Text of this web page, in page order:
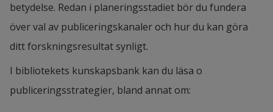
betydelse. Redan i planeringsstadiet bör du fundera
över val av publiceringskanaler och hur du kan göra
ditt forskningsresultat synligt.
I bibliotekets kunskapsbank kan du läsa o
publiceringsstrategier, bland annat om: